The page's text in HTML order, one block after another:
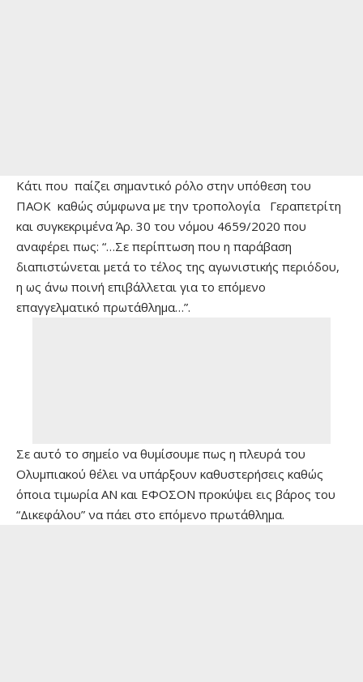
Κάτι που παίζει σημαντικό ρόλο στην υπόθεση του
ΠΑΟΚ καθώς σύμφωνα με την τροπολογία Γεραπετρίτη
και συγκεκριμένα Άρ. 30 του νόμου 4659/2020 που
αναφέρει πως: “…Σε περίπτωση που η παράβαση
διαπιστώνεται μετά το τέλος της αγωνιστικής περιόδου,
η ως άνω ποινή επιβάλλεται για το επόμενο
επαγγελματικό πρωτάθλημα…”.
Σε αυτό το σημείο να θυμίσουμε πως η πλευρά του
Ολυμπιακού θέλει να υπάρξουν καθυστερήσεις καθώς
όποια τιμωρία ΑΝ και ΕΦΟΣΟΝ προκύψει εις βάρος του
“Δικεφάλου” να πάει στο επόμενο πρωτάθλημα.